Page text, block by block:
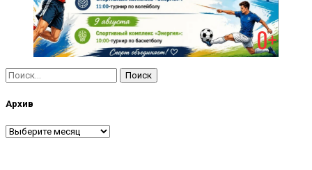
Найти:
Архив
Архив